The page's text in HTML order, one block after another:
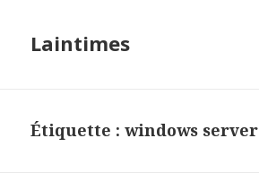
Laintimes
Étiquette :windows server